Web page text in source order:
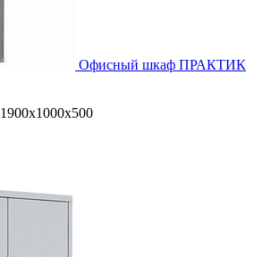
Офисный шкаф ПРАКТИК
1900x1000x500